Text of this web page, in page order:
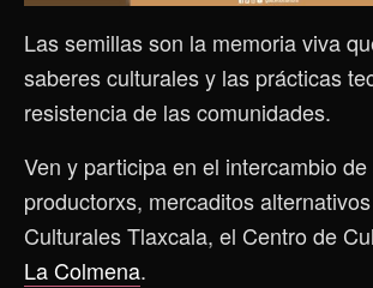
Las semillas son la memoria viva
saberes culturales y las prácticas
resistencia de las comunidades.
Ven y participa en el intercambio
productorxs, mercaditos
Culturales Tlaxcala, el Centro de
La Colmena.